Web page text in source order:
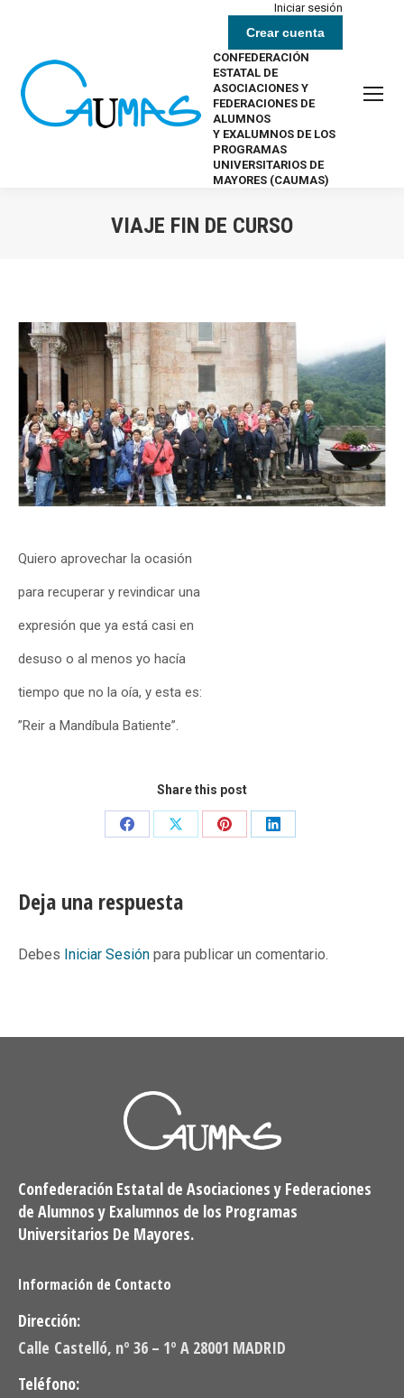
Iniciar sesión
Crear cuenta
CONFEDERACIÓN
ESTATAL DE
ASOCIACIONES Y
FEDERACIONES DE
ALUMNOS
Y EXALUMNOS DE LOS
PROGRAMAS
UNIVERSITARIOS DE
MAYORES (CAUMAS)
VIAJE FIN DE CURSO
Quiero aprovechar la ocasión
para recuperar y revindicar una
expresión que ya está casi en
desuso o al menos yo hacía
tiempo que no la oía, y esta es:
”Reir a Mandíbula Batiente”.
Share this post
Share
Share
Share
Share
Deja una respuesta
Debes Iniciar Sesión para publicar un comentario.
Confederación Estatal de Asociaciones y Federaciones
de Alumnos y Exalumnos de los Programas
Universitarios De Mayores.
Información de Contacto
Dirección:
Calle Castelló, nº 36 – 1º A 28001 MADRID
Teléfono: